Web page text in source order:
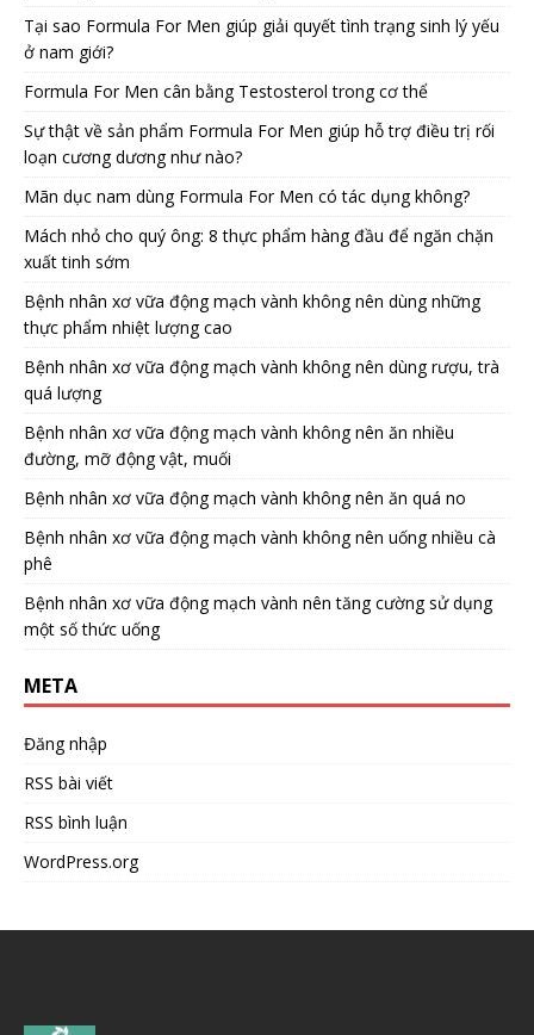
Tại sao Formula For Men giúp giải quyết tình trạng sinh lý yếu
ở nam giới?
Formula For Men cân bằng Testosterol trong cơ thể
Sự thật về sản phẩm Formula For Men giúp hỗ trợ điều trị rối
loạn cương dương như nào?
Mãn dục nam dùng Formula For Men có tác dụng không?
Mách nhỏ cho quý ông: 8 thực phẩm hàng đầu để ngăn chặn
xuất tinh sớm
Bệnh nhân xơ vữa động mạch vành không nên dùng những
thực phẩm nhiệt lượng cao
Bệnh nhân xơ vữa động mạch vành không nên dùng rượu, trà
quá lượng
Bệnh nhân xơ vữa động mạch vành không nên ăn nhiều
đường, mỡ động vật, muối
Bệnh nhân xơ vữa động mạch vành không nên ăn quá no
Bệnh nhân xơ vữa động mạch vành không nên uống nhiều cà
phê
Bệnh nhân xơ vữa động mạch vành nên tăng cường sử dụng
một số thức uống
META
Đăng nhập
RSS bài viết
RSS bình luận
WordPress.org